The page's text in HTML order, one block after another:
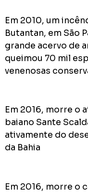
Em 2010, um
Butantan, em São
grande acervo de
queimou 70 mil
venenosas
Em 2016, morre o
baiano Sante
ativamente do
da Bahia
Em 2016, morre o